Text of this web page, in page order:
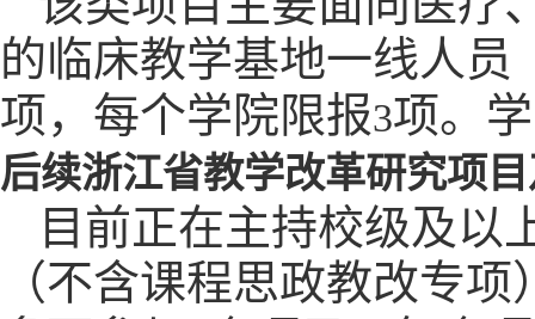
的临床教学基地一线人员
项，每个学院限报3项。
后续浙江省教学改革研究项
目前正在主持校级及以
（不含课程思政教改专